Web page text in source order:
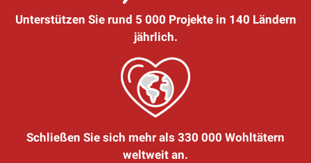
Unterstützen Sie rund 5 000 Projekte in 140 Ländern
jährlich.
Schließen Sie sich mehr als 330 000 Wohltätern
weltweit an.